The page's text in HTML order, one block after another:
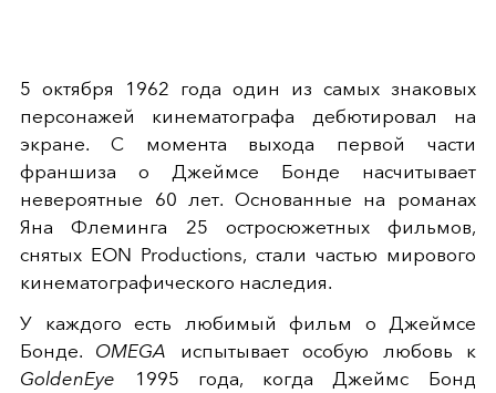
5 октября 1962 года один из самых знаковых
персонажей кинематографа дебютировал на
экране. С момента выхода первой части
франшиза о Джеймсе Бонде насчитывает
невероятные 60 лет. Основанные на романах
Яна Флеминга 25 остросюжетных фильмов,
снятых EON Productions, стали частью мирового
кинематографического наследия.
У каждого есть любимый фильм о Джеймсе
Бонде. OMEGA испытывает особую любовь к
GoldenEye 1995 года, когда Джеймс Бонд